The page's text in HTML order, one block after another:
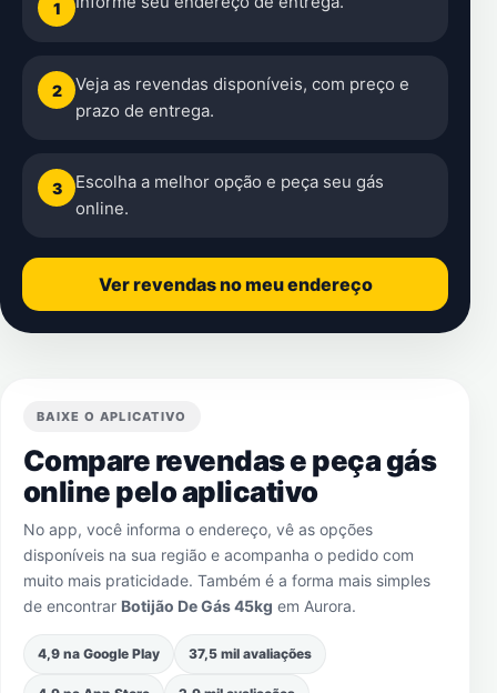
1
2
Veja as revendas disponíveis, com preço e
prazo de entrega.
3
Escolha a melhor opção e peça seu gás
online.
Ver revendas no meu endereço
BAIXE O APLICATIVO
Compare revendas e peça gás
online pelo aplicativo
No app, você informa o endereço, vê as opções
disponíveis na sua região e acompanha o pedido com
muito mais praticidade. Também é a forma mais simples
de encontrar Botijão De Gás 45kg em Aurora.
4,9 na Google Play 37,5 mil avaliações